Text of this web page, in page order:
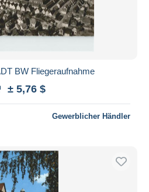
BW Fliegeraufnahme
± 5,76 $
Gewerblicher Händler